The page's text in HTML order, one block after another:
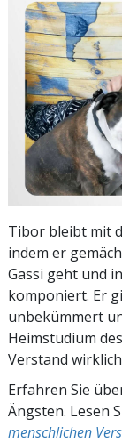
Tibor bleibt mit
indem er
Gassi geht und
komponiert. Er
unbekümmert
Heimstudium
Verstand
Erfahren Sie
Ängsten. Lesen
menschlichen